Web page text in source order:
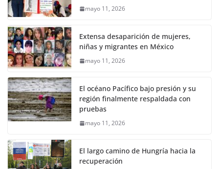
mayo 11, 2026
Extensa desaparición de mujeres,
niñas y migrantes en México
mayo 11, 2026
El océano Pacífico bajo presión y su
región finalmente respaldada con
pruebas
mayo 11, 2026
El largo camino de Hungría hacia la
recuperación